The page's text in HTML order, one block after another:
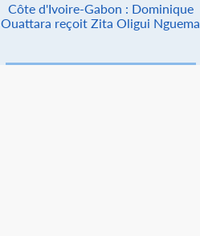
Côte d'Ivoire-Gabon : Dominique
Ouattara reçoit Zita Oligui Nguema